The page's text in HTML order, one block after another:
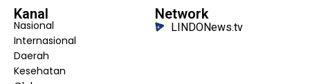
Kanal
Nasional
Internasional
Daerah
Kesehatan
Network
LINDONews.tv